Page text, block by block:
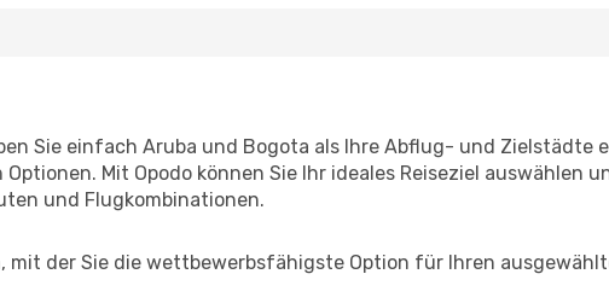
Sie einfach Aruba und Bogota als Ihre Abflug- und Zielstädte
Mit Opodo können Sie Ihr ideales Reiseziel auswählen
und Flugkombinationen.
mit der Sie die wettbewerbsfähigste Option für Ihren